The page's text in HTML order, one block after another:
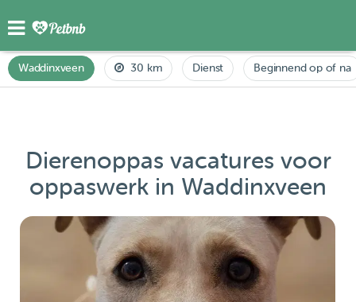
Waddinxveen 30 km Dienst Beginnend op of na
Dierenoppas vacatures voor
oppaswerk in Waddinxveen